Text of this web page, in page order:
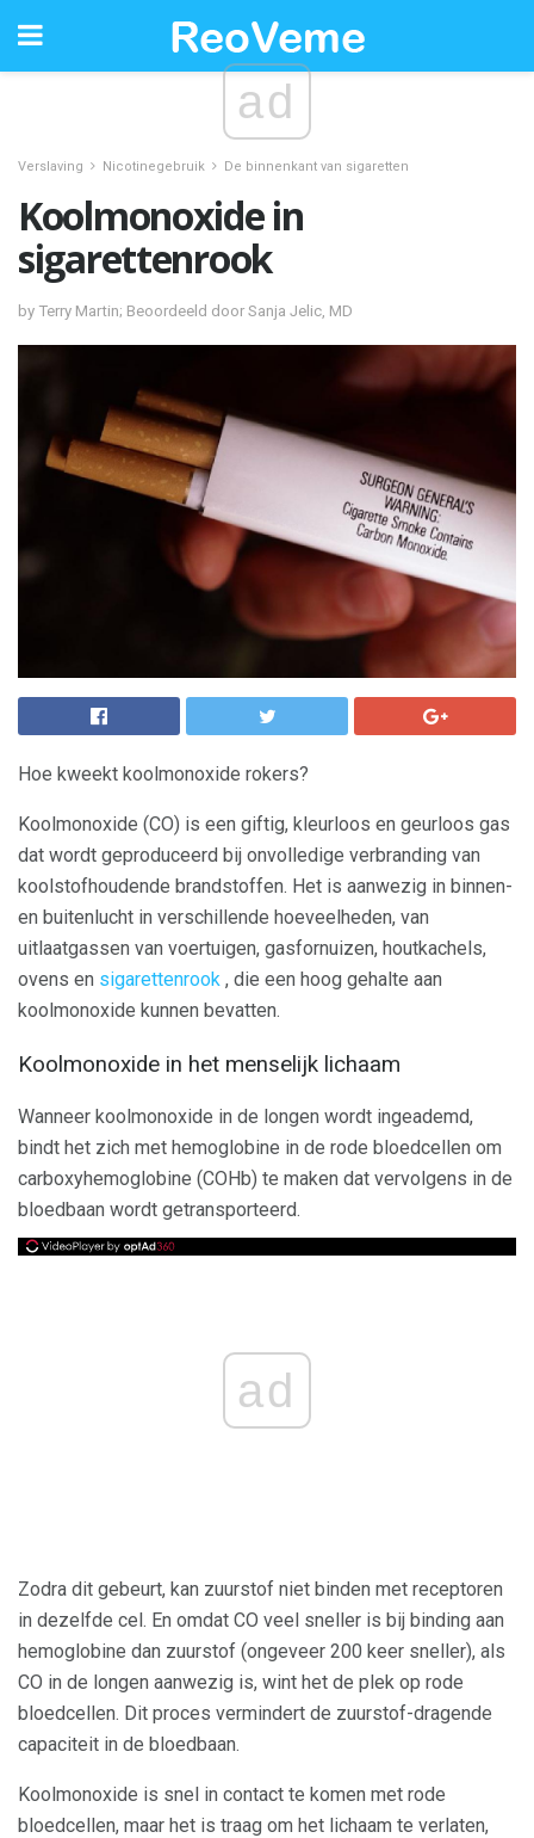
ad
Verslaving Nicotinegebruik De binnenkant van sigaretten
Koolmonoxide in
sigarettenrook
by Terry Martin; Beoordeeld door Sanja Jelic, MD
Hoe kweekt koolmonoxide rokers?
Koolmonoxide (CO) is een giftig, kleurloos en geurloos gas
dat wordt geproduceerd bij onvolledige verbranding van
koolstofhoudende brandstoffen. Het is aanwezig in binnen-
en buitenlucht in verschillende hoeveelheden, van
uitlaatgassen van voertuigen, gasfornuizen, houtkachels,
ovens en sigarettenrook , die een hoog gehalte aan
koolmonoxide kunnen bevatten.
Koolmonoxide in het menselijk lichaam
Wanneer koolmonoxide in de longen wordt ingeademd,
bindt het zich met hemoglobine in de rode bloedcellen om
carboxyhemoglobine (COHb) te maken dat vervolgens in de
bloedbaan wordt getransporteerd.
ad
Zodra dit gebeurt, kan zuurstof niet binden met receptoren
in dezelfde cel. En omdat CO veel sneller is bij binding aan
hemoglobine dan zuurstof (ongeveer 200 keer sneller), als
CO in de longen aanwezig is, wint het de plek op rode
bloedcellen. Dit proces vermindert de zuurstof-dragende
capaciteit in de bloedbaan.
Koolmonoxide is snel in contact te komen met rode
bloedcellen, maar het is traag om het lichaam te verlaten,